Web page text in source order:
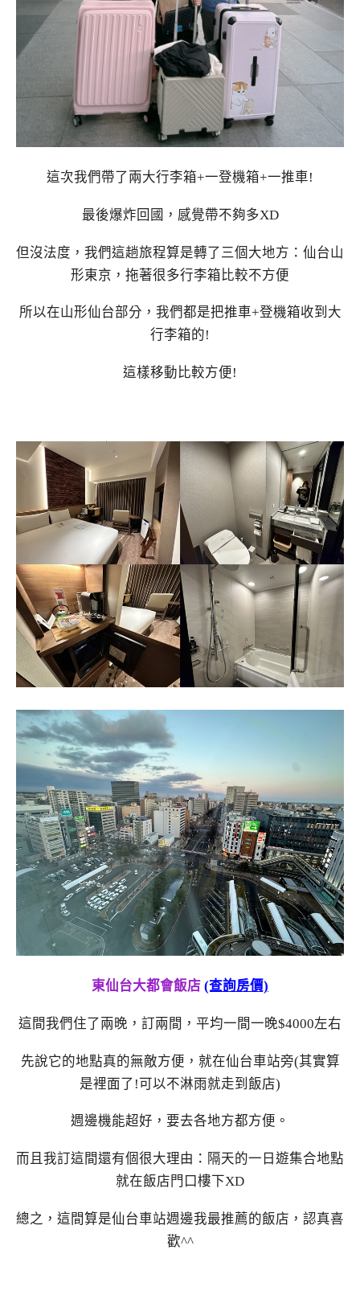
這次我們帶了兩大行李箱+一登機箱+一推車!
最後爆炸回國，感覺帶不夠多XD
但沒法度，我們這趟旅程算是轉了三個大地方：仙台山
形東京，拖著很多行李箱比較不方便
所以在山形仙台部分，我們都是把推車+登機箱收到大
行李箱的!
這樣移動比較方便!
東仙台大都會飯店 (查詢房價)
這間我們住了兩晚，訂兩間，平均一間一晚$4000左右
先說它的地點真的無敵方便，就在仙台車站旁(其實算
是裡面了!可以不淋雨就走到飯店)
週邊機能超好，要去各地方都方便。
而且我訂這間還有個很大理由：隔天的一日遊集合地點
就在飯店門口樓下XD
總之，這間算是仙台車站週邊我最推薦的飯店，認真喜
歡^^